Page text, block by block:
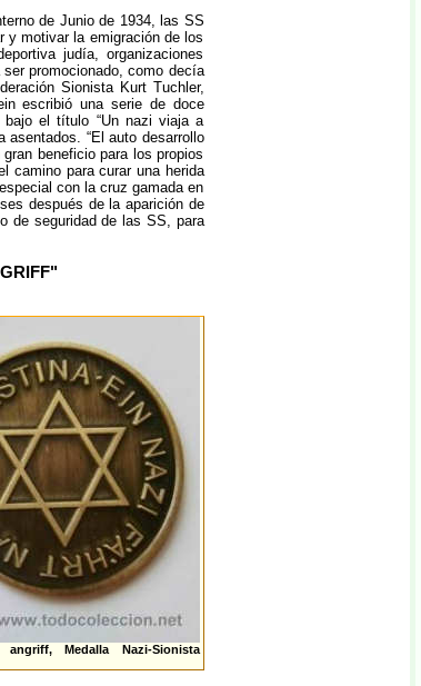
de Junio de 1934, las SS
y motivar la emigración de los
judía, organizaciones
promocionado, como decía
Sionista Kurt Tuchler,
escribió una serie de doce
bajo el título “Un nazi viaja a
“El auto desarrollo
beneficio para los propios
camino para curar una herida
con la cruz gamada en
después de la aparición de
de seguridad de las SS, para
Medalla Nazi-Sionista